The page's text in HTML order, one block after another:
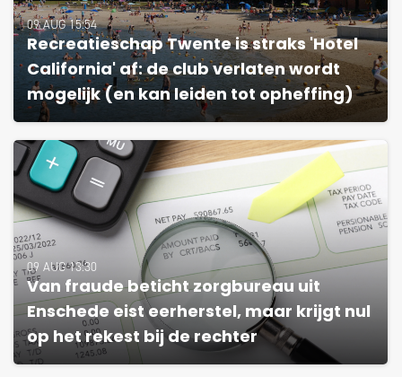
09 AUG 15:54
Recreatieschap Twente is straks 'Hotel
California' af: de club verlaten wordt
mogelijk (en kan leiden tot opheffing)
09 AUG 13:30
Van fraude beticht zorgbureau uit
Enschede eist eerherstel, maar krijgt nul
op het rekest bij de rechter